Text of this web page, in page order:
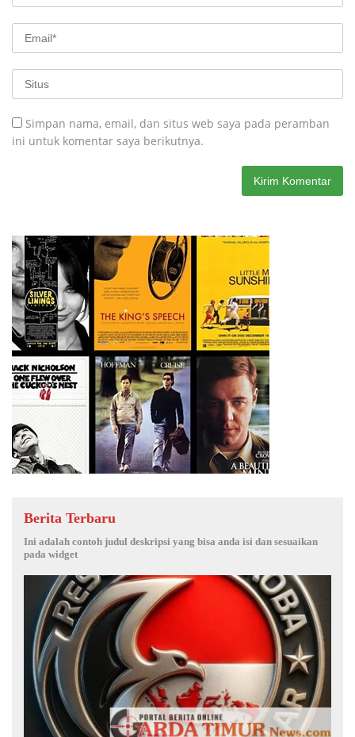
Simpan nama, email, dan situs web saya pada peramban
ini untuk komentar saya berikutnya.
Berita Terbaru
Ini adalah contoh judul deskripsi yang bisa anda isi dan sesuaikan
pada widget